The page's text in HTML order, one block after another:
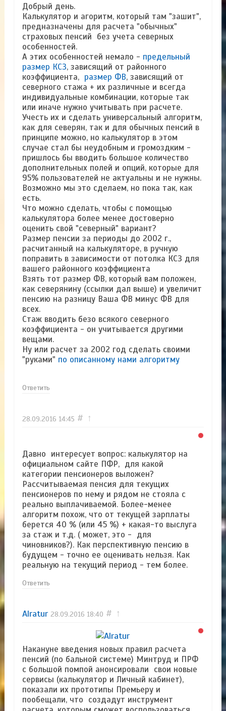
Добрый день.
Калькулятор и агоритм, который там "зашит",
предназначены для расчета "обычных"
страховых пенсий без учета северных
особенностей.
А этих особенностей немало - предельный
размер КСЗ, зависящий от районного
коэффициента, размер ФВ, зависящий от
северного стажа + их различные и всегда
индивидуальные комбинации, которые так
или иначе нужно учитывать при расчете.
Учесть их и сделать универсальный алгоритм,
как для северян, так и для обычных пенсий в
принципе можно, но калькулятор в этом
случае стал бы неудобным и громоздким -
пришлось бы вводить большое количество
дополнительных полей и опций, которые для
95% пользователей не актуальны и не нужны.
Возможно мы это сделаем, но пока так, как
есть.
Что можно сделать, чтобы с помощью
калькулятора более менее достоверно
оценить свой "северный" вариант?
Размер пенсии за периоды до 2002 г.,
расчитанный на калькуляторе, в ручную
поправить в зависимости от потолка КСЗ для
вашего районного коэффициента
Взять тот размер ФВ, который вам положен,
как северянину (ссылки дал выше) и увеличит
пенсию на разницу Ваша ФВ минус ФВ для
всех.
Стаж вводить безо всякого северного
коэффициента - он учитывается другими
вещами.
Ну или расчет за 2002 год сделать своими
"руками" по описанному нами алгоритму
Ответить
28.09.2016 14:45 # ↑
Давно интересует вопрос: калькулятор на
официальном сайте ПФР, для какой
категории пенсионеров выложен?
Рассчитываемая пенсия для текущих
пенсионеров по нему и рядом не стояла с
реально выплачиваемой. Более-менее
алгоритм похож, что от текущей зарплаты
берется 40 % (или 45 %) + какая-то выслуга
за стаж и т.д. ( может, это - для
чиновников?). Как перспективную пенсию в
будущем - точно ее оценивать нельзя. Как
реальную на текущий период - тем более.
Ответить
Alratur 28.09.2016 18:40 # ↑
Накануне введения новых правил расчета
пенсий (по бальной системе) Минтруд и ПРФ
с большой помпой анонсировали свои новые
сервисы (калькулятор и Личный кабинет),
показали их прототипы Премьеру и
пообещали, что создадут инструмент